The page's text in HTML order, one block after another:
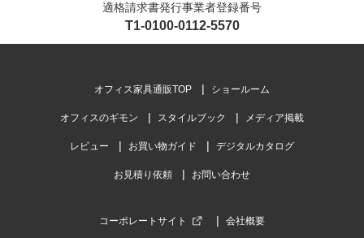
適格請求書発行事業者登録番号
T1-0100-0112-5570
オフィス家具通販TOP ショールーム
オフィスのギモン スタイルブック メディア掲載
レビュー お買い物ガイド デジタルカタログ
お見積り依頼 お問い合わせ
コーポレートサイト 会社概要